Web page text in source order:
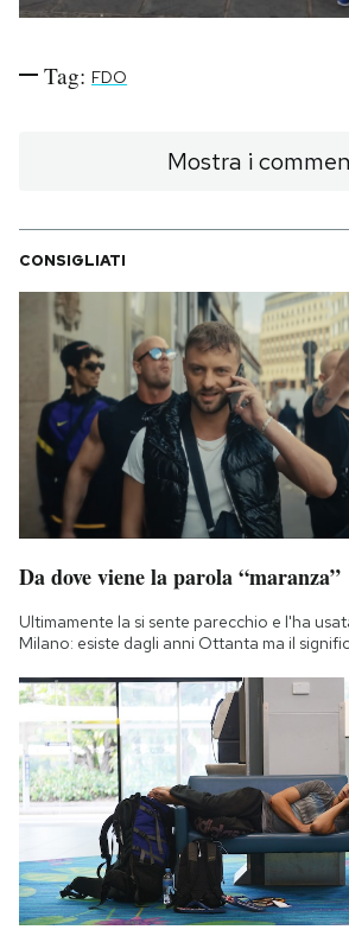
I MIEI PREFERITI
SHOP
Area Personale
Newsletter
Notifiche mobile
Regala il Post
Hai bisogno di aiuto?
Esci
Tag: FDO
Mostra i
CONSIGLIATI
Da dove viene la parola “maranza”
Ultimamente la si sente parecchio e l'ha
Milano: esiste dagli anni Ottanta ma il